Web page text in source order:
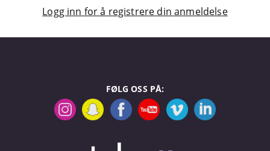
Logg inn for å registrere din anmeldelse
FØLG OSS PÅ: